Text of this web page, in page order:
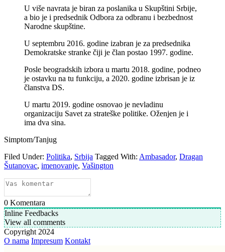
U više navrata je biran za poslanika u Skupštini Srbije,
a bio je i predsednik Odbora za odbranu i bezbednost
Narodne skupštine.
U septembru 2016. godine izabran je za predsednika
Demokratske stranke čiji je član postao 1997. godine.
Posle beogradskih izbora u martu 2018. godine, podneo
je ostavku na tu funkciju, a 2020. godine izbrisan je iz
članstva DS.
U martu 2019. godine osnovao je nevladinu
organizaciju Savet za strateške politike. Oženjen je i
ima dva sina.
Simptom/Tanjug
Filed Under: Politika, Srbija Tagged With: Ambasador, Dragan
Šutanovac, imenovanje, Vašington
0 Komentara
Inline Feedbacks
View all comments
Copyright 2024
O nama Impresum Kontakt